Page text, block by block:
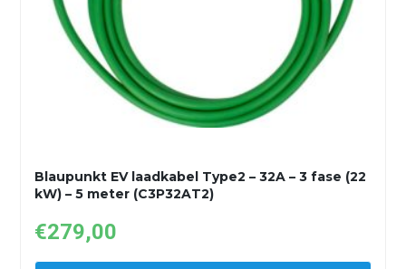
Blaupunkt EV laadkabel Type2 – 32A – 3 fase (22
kW) – 5 meter (C3P32AT2)
€279,00